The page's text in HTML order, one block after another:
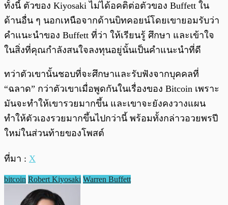
ทั้งนี้ ตัวของ Kiyosaki ไม่ได้อคติต่อตัวของ Buffett ใน
ด้านอื่น ๆ นอกเหนือจากด้านบิทคอยน์โดยเขายอมรับว่า
คำแนะนำของ Buffett ที่ว่า ให้เรียนรู้ ศึกษา และเข้าใจ
ในสิ่งที่คุณกำลังสนใจลงทุนอยู่นั้นเป็นคำแนะนำที่ดี
ทว่าตัวเขานั้นชอบที่จะศึกษาและรับฟังจากบุคคลที่
“ฉลาด” กว่าตัวเขาเมื่อพูดกันในเรื่องของ Bitcoin เพราะ
มันจะทำให้เขารวยมากขึ้น และเขาจะยังคงวางแผน
ทำให้ตัวเองรวยมากขึ้นไปกว่านี้ พร้อมทั้งกล่าวอวยพรปี
ใหม่ในส่วนท้ายของโพสต์
ที่มา : X
bitcoin Robert Kiyosaki Warren Buffett